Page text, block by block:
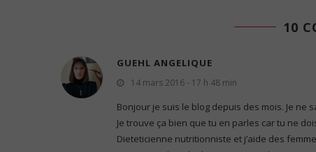
10
GUEHL ANGELIQUE
14 mars 2016 - 17 h 48 min
Bonjour je suis le blog depuis des mois. Je ne
Je trouve ça bien que tu en parles car tu ne
Dieteticienne nutritionniste et j’aide des